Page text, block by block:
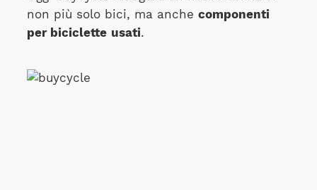
non più solo bici, ma anche componenti
per biciclette usati.